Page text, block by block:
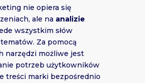
nie opiera się
ale na analizie
wszystkim słów
Za pomocą
narzędzi możliwe jest
potrzeb użytkowników
treści marki bezpośrednio